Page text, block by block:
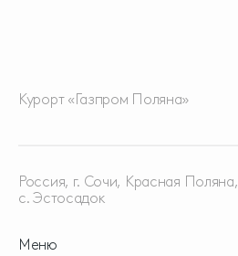
Курорт «Газпром Поляна»
Меню
Россия, г. Сочи, Красная Поляна,
с. Эстосадок